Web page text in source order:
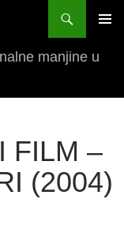
manjine u
FILM –
(2004)